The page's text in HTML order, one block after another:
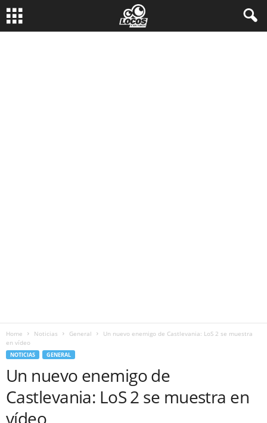
Home Noticias General
Un nuevo enemigo de Castlevania: LoS 2 se muestra
en vídeo
NOTICIAS GENERAL
Un nuevo enemigo de
Castlevania: LoS 2 se muestra en
vídeo